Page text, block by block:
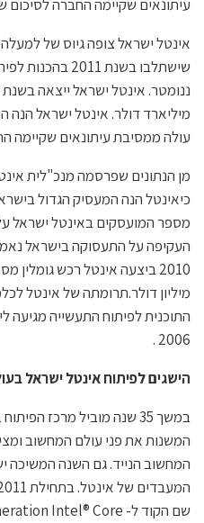
עיתונאים שקיימה החברה לסיכום שנת
מיליארד דולר. אינטל ישראל הנה
עולה ממסיבת עיתונאים שקיימה
מן הנתונים שפרסמה מנכ"לית
מיליון דולר.תרומתה של אינטל
2006 .
הישגים לפיתוח אינטל ישראל
במשך 35 שנה מוביל מרכז
המשנות את פני עולם המחשוב
המחשוב הנייד. גם השנה המשיכה